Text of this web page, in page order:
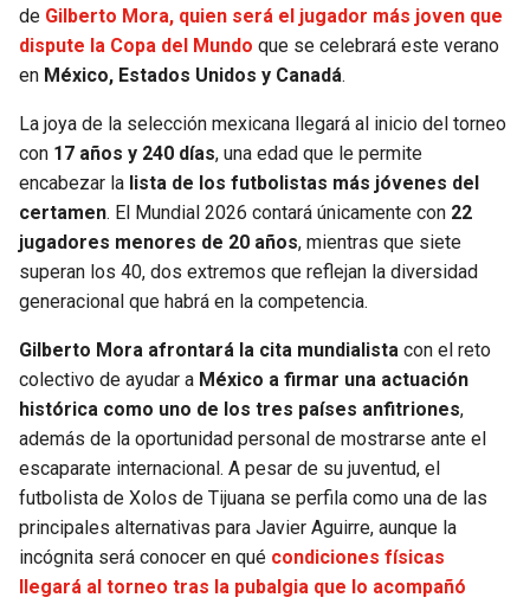
VIKINGS
FALCONS
PANTHERS
SAINTS
BUCCANEERS
THUNDER
TRAIL BLAZERS
JAZZ
de Gilberto Mora, quien será el jugador más joven que
dispute la Copa del Mundo que se celebrará este verano
en México, Estados Unidos y Canadá.
La joya de la selección mexicana llegará al inicio del torneo
con 17 años y 240 días, una edad que le permite
encabezar la lista de los futbolistas más jóvenes del
certamen. El Mundial 2026 contará únicamente con 22
jugadores menores de 20 años, mientras que siete
superan los 40, dos extremos que reflejan la diversidad
generacional que habrá en la competencia.
Gilberto Mora afrontará la cita mundialista con el reto
colectivo de ayudar a México a firmar una actuación
histórica como uno de los tres países anfitriones,
además de la oportunidad personal de mostrarse ante el
escaparate internacional. A pesar de su juventud, el
futbolista de Xolos de Tijuana se perfila como una de las
principales alternativas para Javier Aguirre, aunque la
incógnita será conocer en qué condiciones físicas
llegará al torneo tras la pubalgia que lo acompañó